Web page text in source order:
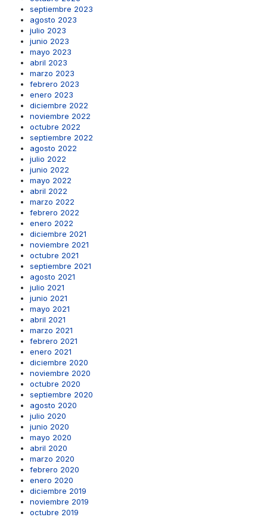
septiembre 2023
agosto 2023
julio 2023
junio 2023
mayo 2023
abril 2023
marzo 2023
febrero 2023
enero 2023
diciembre 2022
noviembre 2022
octubre 2022
septiembre 2022
agosto 2022
julio 2022
junio 2022
mayo 2022
abril 2022
marzo 2022
febrero 2022
enero 2022
diciembre 2021
noviembre 2021
octubre 2021
septiembre 2021
agosto 2021
julio 2021
junio 2021
mayo 2021
abril 2021
marzo 2021
febrero 2021
enero 2021
diciembre 2020
noviembre 2020
octubre 2020
septiembre 2020
agosto 2020
julio 2020
junio 2020
mayo 2020
abril 2020
marzo 2020
febrero 2020
enero 2020
diciembre 2019
noviembre 2019
octubre 2019